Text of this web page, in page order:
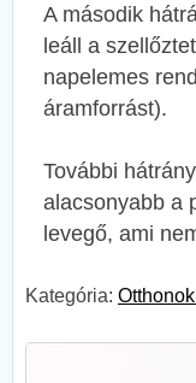
A második
leáll a
napelemes
áramforrást).
További
alacsonyabb a
levegő, ami
Kategória: